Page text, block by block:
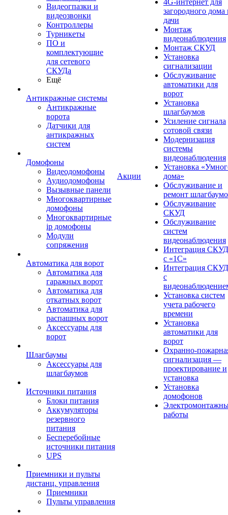
Видеогпазки и
видеозвонки
Контроллеры
Турникеты
ПО и
комплектующие
для сетевого
СКУДа
Ещё
Антикражные системы
Антикражные
ворота
Датчики для
антикражных
систем
Домофоны
Видеодомофоны
Аудиодомофоны
Вызывные панели
Многоквартирные
домофоны
Многоквартирные
ip домофоны
Модули
сопряжения
Автоматика для ворот
Автоматика для
гаражных ворот
Автоматика для
откатных ворот
Автоматика для
распашных ворот
Аксессуары для
ворот
Шлагбаумы
Аксессуары для
шлагбаумов
Источники питания
Блоки питания
Аккумуляторы
резервного
питания
Бесперебойные
источники питания
UPS
Приемники и пульты
дистанц. управления
Приемники
Пульты управления
Акции
4G-интернет для
загородного дома
дачи
Монтаж
видеонаблюдения
Монтаж СКУД
Установка
сигнализации
Обслуживание
автоматики для
ворот
Установка
шлагбаумов
Усиление сигнала
сотовой связи
Модернизация
системы
видеонаблюдения
Установка
дома»
Обслуживание и
ремонт
Обслуживание
СКУД
Обслуживание
систем
видеонаблюдения
Интеграция СКУД
с «1С»
Интеграция СКУД
с
Установка систем
учета рабочего
времени
Установка
автоматики для
ворот
Охранно-
сигнализация —
проектирование и
установка
Установка
домофонов
работы